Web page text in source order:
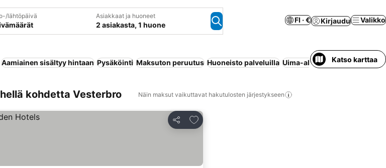
lähtöpäivä Asiakkaat ja huoneet
2 asiakasta, 1 huone
FI · € Kirjaudu Valikko
Aamiainen sisältyy hintaan Pysäköinti Maksuton peruutus Huoneisto palveluilla Uima-allas Wi-Fi Koko talo/
Katso karttaa
kohdetta Vesterbro Näin maksut vaikuttavat hakutulosten järjestykseen
Jaa
Lisää suosikkeihin